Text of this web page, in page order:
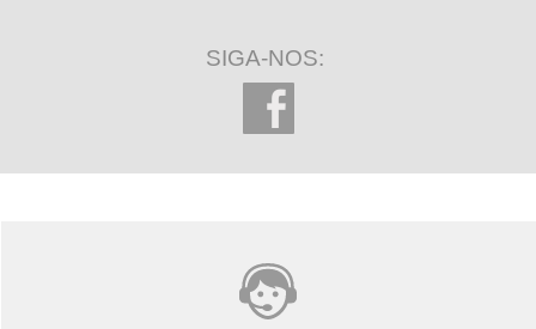
SIGA-NOS: